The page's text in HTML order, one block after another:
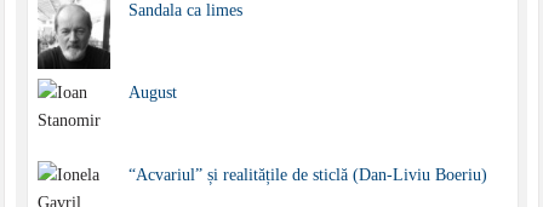
Sandala ca limes
August
“Acvariul” și realitățile de sticlă (Dan-Liviu Boeriu)